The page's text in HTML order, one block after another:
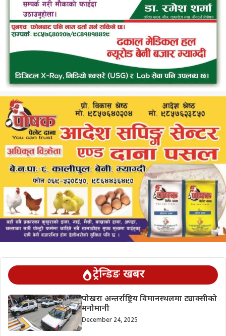
ट्रेन्डिङ खबर
पोखरा अन्तर्राष्ट्रिय विमानस्थलमा ट्याक्सीको
मनोमानी
December 24, 2025